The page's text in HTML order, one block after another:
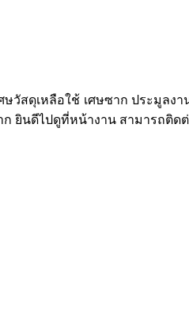
สดุเหลือใช้ เศษซาก ประมูลงา
นดีไปดูที่หน้างาน สามารถติดต่อ